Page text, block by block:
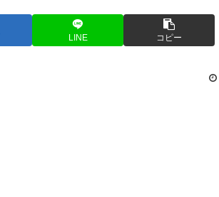
LINE コピー